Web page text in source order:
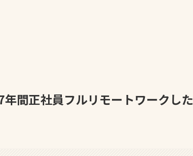
間正社員フルリモートワークした